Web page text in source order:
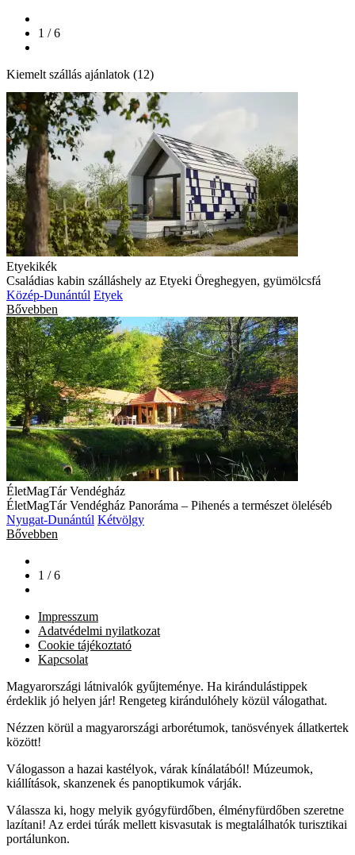
1 / 6
Kiemelt szállás ajánlatok (12)
Etyekikék
Családias kabin szálláshely az Etyeki Öreghegyen, gyümölcsfá
Közép-Dunántúl Etyek
Bővebben
ÉletMagTár Vendégház
ÉletMagTár Vendégház Panoráma – Pihenés a természet öleléséb
Nyugat-Dunántúl Kétvölgy
Bővebben
1 / 6
Impresszum
Adatvédelmi nyilatkozat
Cookie tájékoztató
Kapcsolat
Magyarországi látnivalók gyűjteménye. Ha kirándulástippek
érdeklik jó helyen jár! Rengeteg kirándulóhely közül válogathat.
Nézzen körül a magyarországi arborétumok, tanösvények állatkertek
között!
Válogasson a hazai kastélyok, várak kínálatából! Múzeumok,
kiállítások, skanzenek és panoptikumok várják.
Válassza ki, hogy melyik gyógyfürdőben, élményfürdőben szeretne
lazítani! Az erdei túrák mellett kisvasutak is megtalálhatók turisztikai
portálunkon.